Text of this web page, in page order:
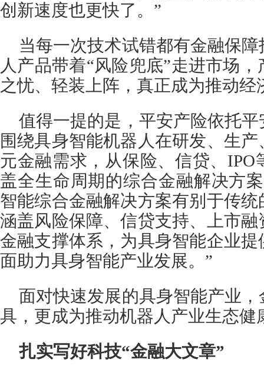
创新速度也更快了。”
当每一次技术试错都有金融保
人产品带着“风险兜底”走进市场
之忧、轻装上阵，真正成为推动经
值得一提的是，平安产险依托
围绕具身智能机器人在研发、生
元金融需求，从保险、信贷、
盖全生命周期的综合金融解决方
智能综合金融解决方案有别于传
涵盖风险保障、信贷支持、上市
金融支撑体系，为具身智能企业
面助力具身智能产业发展。”
面对快速发展的具身智能产业
具，更成为推动机器人产业生态健
扎实写好科技“金融大文章”